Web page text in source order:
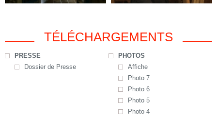
TÉLÉCHARGEMENTS
PRESSE
Dossier de Presse
PHOTOS
Affiche
Photo 7
Photo 6
Photo 5
Photo 4